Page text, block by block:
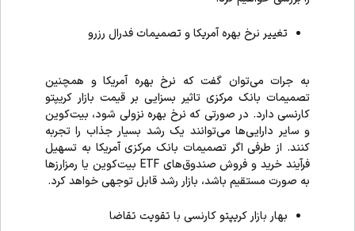
تغییر نرخ بهره آمریکا و تصمیمات فدرال رزرو
به جرات می‌توان گفت که نرخ بهره آمریکا و همچنین
تصمیمات بانک مرکزی تاثیر بسزایی بر قیمت بازار کریپتو
کارنسی دارد. در صورتی که نرخ بهره نزولی شود، بیت‌کوین
و سایر دارایی‌ها می‌توانند یک رشد بسیار جذاب را تجربه
کنند. از طرفی اگر تصمیمات بانک مرکزی آمریکا به تسهیل
فرآیند خرید و فروش صندوق‌های ETF بیت‌کوین یا رمزارزها
به صورت مستقیم باشد، بازار رشد قابل توجهی خواهد کرد.
بهار بازار کریپتو کارنسی با تقویت تقاضا